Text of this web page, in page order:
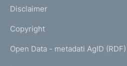
Disclaimer
Copyright
Open Data - metadati AgID (RDF)